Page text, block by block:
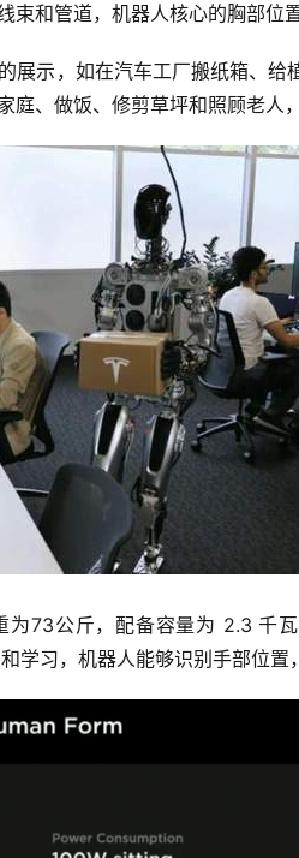
和管道，机器人核心的胸部位
展示，如在汽车工厂搬纸箱、
、做饭、修剪草坪和照顾老人
为73公斤，配备容量为 2.3 千
学习，机器人能够识别手部位置